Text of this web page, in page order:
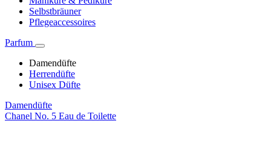
Selbstbräuner
Pflegeaccessoires
Parfum
Damendüfte
Herrendüfte
Unisex Düfte
Damendüfte
Chanel No. 5 Eau de Toilette